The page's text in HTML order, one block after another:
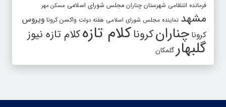
فرمانده انتظامی شهرستان چناران مجلس شورای اسلامی مسکن مهر
مشهد نماینده مجلس شورای اسلامی هفته دولت واکسن کرونا ویروس
کرونا چنارانکروناکلام تازهکلام تازه نیوز
گلبهارگلمکان